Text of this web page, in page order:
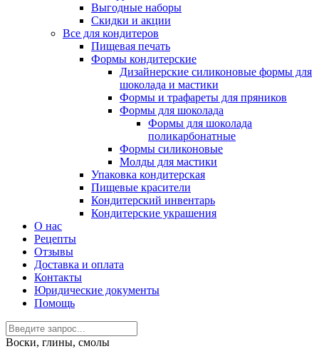
Выгодные наборы
Скидки и акции
Все для кондитеров
Пищевая печать
Формы кондитерские
Дизайнерские силиконовые формы для
шоколада и мастики
Формы и трафареты для пряников
Формы для шоколада
Формы для шоколада
поликарбонатные
Формы силиконовые
Молды для мастики
Упаковка кондитерская
Пищевые красители
Кондитерский инвентарь
Кондитерские украшения
О нас
Рецепты
Отзывы
Доставка и оплата
Контакты
Юридические документы
Помощь
Воски, глины, смолы